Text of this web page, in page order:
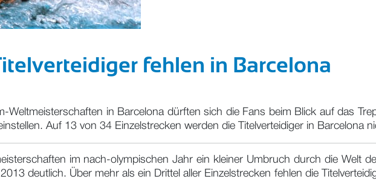
fehlen in Barcelona
Weltmeisterschaften in Barcelona dürften sich die Fans beim Blick auf das
Auf 13 von 34 Einzelstrecken werden die Titelverteidiger in Barcelona
im nach-olympischen Jahr ein kleiner Umbruch durch die Welt
deutlich. Über mehr als ein Drittel aller Einzelstrecken fehlen die